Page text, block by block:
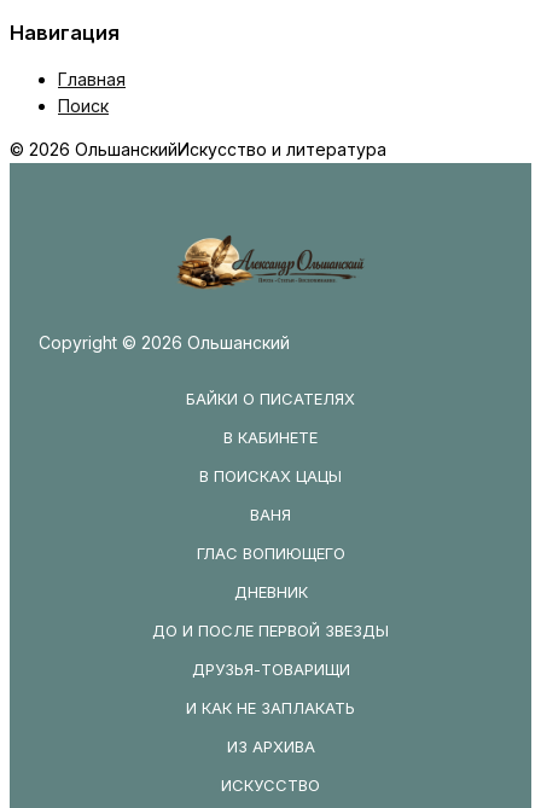
Навигация
Главная
Поиск
© 2026 ОльшанскийИскусство и литература
Copyright © 2026 Ольшанский
БАЙКИ О ПИСАТЕЛЯХ
В КАБИНЕТЕ
В ПОИСКАХ ЦАЦЫ
ВАНЯ
ГЛАС ВОПИЮЩЕГО
ДНЕВНИК
ДО И ПОСЛЕ ПЕРВОЙ ЗВЕЗДЫ
ДРУЗЬЯ-ТОВАРИЩИ
И КАК НЕ ЗАПЛАКАТЬ
ИЗ АРХИВА
ИСКУССТВО